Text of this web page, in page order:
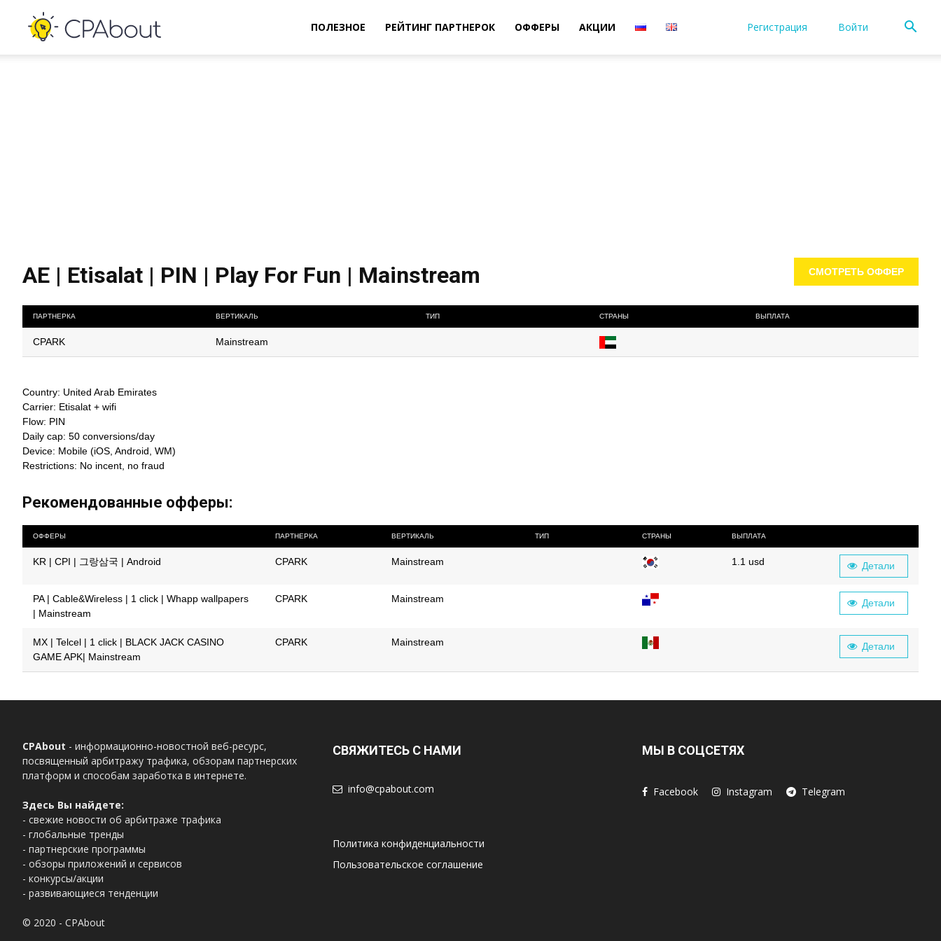
ПОЛЕЗНОЕ РЕЙТИНГ ПАРТНЕРОК ОФФЕРЫ АКЦИИ Регистрация Войти
AE | Etisalat | PIN | Play For Fun | Mainstream СМОТРЕТЬ ОФФЕР
ПАРТНЕРКА ВЕРТИКАЛЬ ТИП СТРАНЫ ВЫПЛАТА
CPARK Mainstream
Country: United Arab Emirates
Carrier: Etisalat + wifi
Flow: PIN
Daily cap: 50 conversions/day
Device: Mobile (iOS, Android, WM)
Restrictions: No incent, no fraud
Рекомендованные офферы:
ОФФЕРЫ ПАРТНЕРКА ВЕРТИКАЛЬ ТИП СТРАНЫ ВЫПЛАТА
KR | CPI | 그랑삼국 | Android CPARK Mainstream 1.1 usd Детали
PA | Cable&Wireless | 1 click | Whapp wallpapers
| Mainstream
CPARK Mainstream Детали
MX | Telcel | 1 click | BLACK JACK CASINO
GAME APK| Mainstream
CPARK Mainstream Детали
CPAbout - информационно-новостной веб-ресурс,
посвященный арбитражу трафика, обзорам партнерских
платформ и способам заработка в интернете.
Здесь Вы найдете:
- свежие новости об арбитраже трафика
- глобальные тренды
- партнерские программы
- обзоры приложений и сервисов
- конкурсы/акции
- развивающиеся тенденции
© 2020 - CPAbout
СВЯЖИТЕСЬ С НАМИ
info@cpabout.com
Политика конфиденциальности
Пользовательское соглашение
МЫ В СОЦСЕТЯХ
Facebook Instagram Telegram